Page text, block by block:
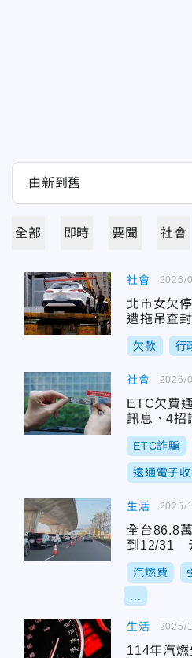
全部 即時 要聞 社會
社會
北市女欠
遭拖吊查
欠款 行
2026/
社會
ETC欠費
訊息、4招
ETC詐騙
遠通電子
2026/
生活
全台86.8
到12/31
汽燃費
2025/
生活
114年汽
2025/